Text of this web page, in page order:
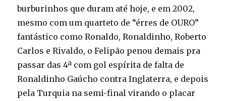
burburinhos que duram até hoje, e em 2002,
mesmo com um quarteto de “érres de OURO”
fantástico como Ronaldo, Ronaldinho, Roberto
Carlos e Rivaldo, o Felipão penou demais pra
passar das 4ª com gol espírita de falta de
Ronaldinho Gaúcho contra Inglaterra, e depois
pela Turquia na semi-final virando o placar